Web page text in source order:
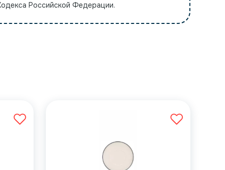
Российской Федерации.